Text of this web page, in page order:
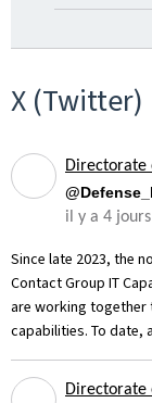
X (Twitter)
Directorate
il y a 4 jours
Since late 2023, the
Contact Group IT
are working together
capabilities. To date,
Directorate